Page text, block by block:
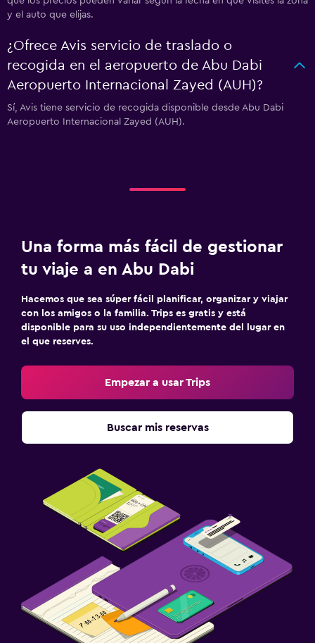
y el auto que elijas.
¿Ofrece Avis servicio de traslado o
recogida en el aeropuerto de Abu Dabi
Aeropuerto Internacional Zayed (AUH)?
Sí, Avis tiene servicio de recogida disponible desde Abu Dabi
Aeropuerto Internacional Zayed (AUH).
Una forma más fácil de gestionar
tu viaje a en Abu Dabi
Hacemos que sea súper fácil planificar, organizar y viajar
con los amigos o la familia. Trips es gratis y está
disponible para su uso independientemente del lugar en
el que reserves.
Empezar a usar Trips
Buscar mis reservas